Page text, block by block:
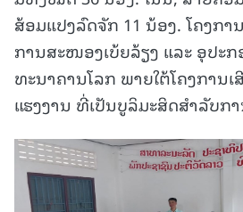
ສ້ອມແປງລົດຈັກ 11 ນ້ອງ. ໂຄງກາ
ການສະໜອງເບ້ຍລ້ຽງ ແລະ ອຸປະກ
ທະນາຄານໂລກ ພາຍໃຕ້ໂຄງການ
ແຮງງານ ທີ່ເປັນບູລິມະສິດສຳລັບກ